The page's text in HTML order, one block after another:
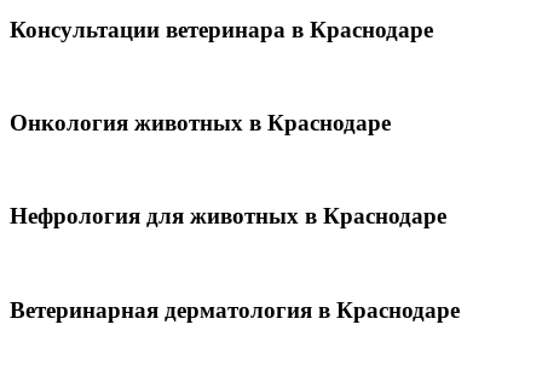
Консультации ветеринара в Краснодаре
Онкология животных в Краснодаре
Нефрология для животных в Краснодаре
Ветеринарная дерматология в Краснодаре